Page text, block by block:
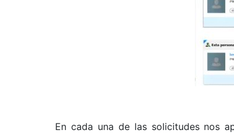
En cada una de las solicitudes nos